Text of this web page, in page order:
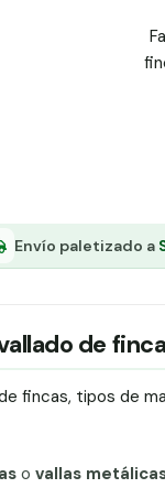
Envío paletizado a
de
fincas, tipos de
o vallas